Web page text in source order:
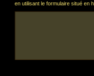
en utilisant le formulaire situé en